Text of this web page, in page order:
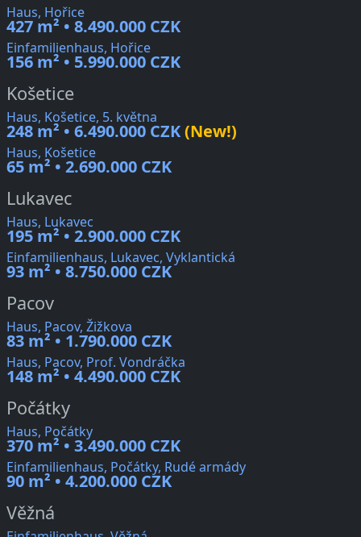
Haus, Hořice
427 m² • 8.490.000 CZK
Einfamilienhaus, Hořice
156 m² • 5.990.000 CZK
Košetice
Haus, Košetice, 5. května
248 m² • 6.490.000 CZK(New!)
Haus, Košetice
65 m² • 2.690.000 CZK
Lukavec
Haus, Lukavec
195 m² • 2.900.000 CZK
Einfamilienhaus, Lukavec, Vyklantická
93 m² • 8.750.000 CZK
Pacov
Haus, Pacov, Žižkova
83 m² • 1.790.000 CZK
Haus, Pacov, Prof. Vondráčka
148 m² • 4.490.000 CZK
Počátky
Haus, Počátky
370 m² • 3.490.000 CZK
Einfamilienhaus, Počátky, Rudé armády
90 m² • 4.200.000 CZK
Věžná